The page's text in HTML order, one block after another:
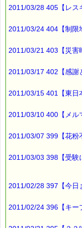
発行責任者：店長
*****@pass-
2011/03/28 405【レス
2011/03/24 404【制限
2011/03/21 403【災害
2011/03/17 402【感謝
2011/03/15 401【東日
2011/03/10 400【メル
2011/03/07 399【花粉
2011/03/03 398【受験
2011/02/28 397【今日
2011/02/24 396【キー